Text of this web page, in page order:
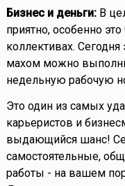
Бизнес и деньги:В
приятно, особенно
коллективах.
махом можно
недельную рабочую
Это один из самых
карьеристов и
выдающийся шанс!
самостоятельные,
работы - на вашем